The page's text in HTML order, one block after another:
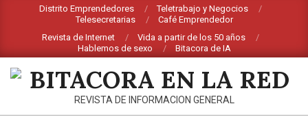
contenido
Distrito Emprendedores
Teletrabajo y Negocios
Telesecretarias
Café Emprendedor
Revista de Internet
Vida a partir de los 50 años
Hablemos de sexo
Bitacora de IA
BITACORA
REVISTA DE INFORMACION GENERAL